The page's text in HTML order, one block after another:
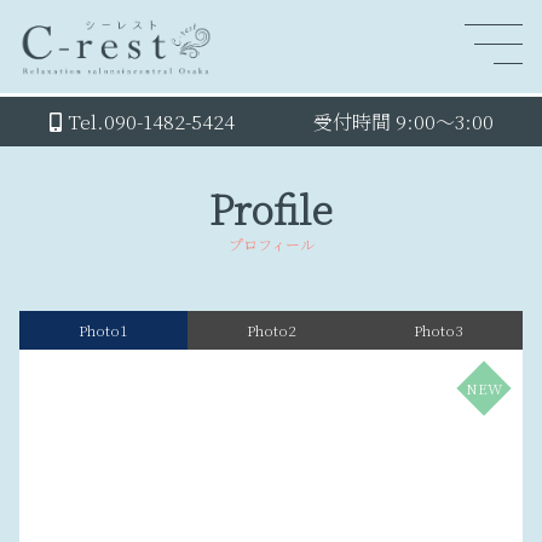
Tel.090-1482-5424 受付時間 9:00～3:00
Profile
プロフィール
Photo1 Photo2 Photo3
NEW